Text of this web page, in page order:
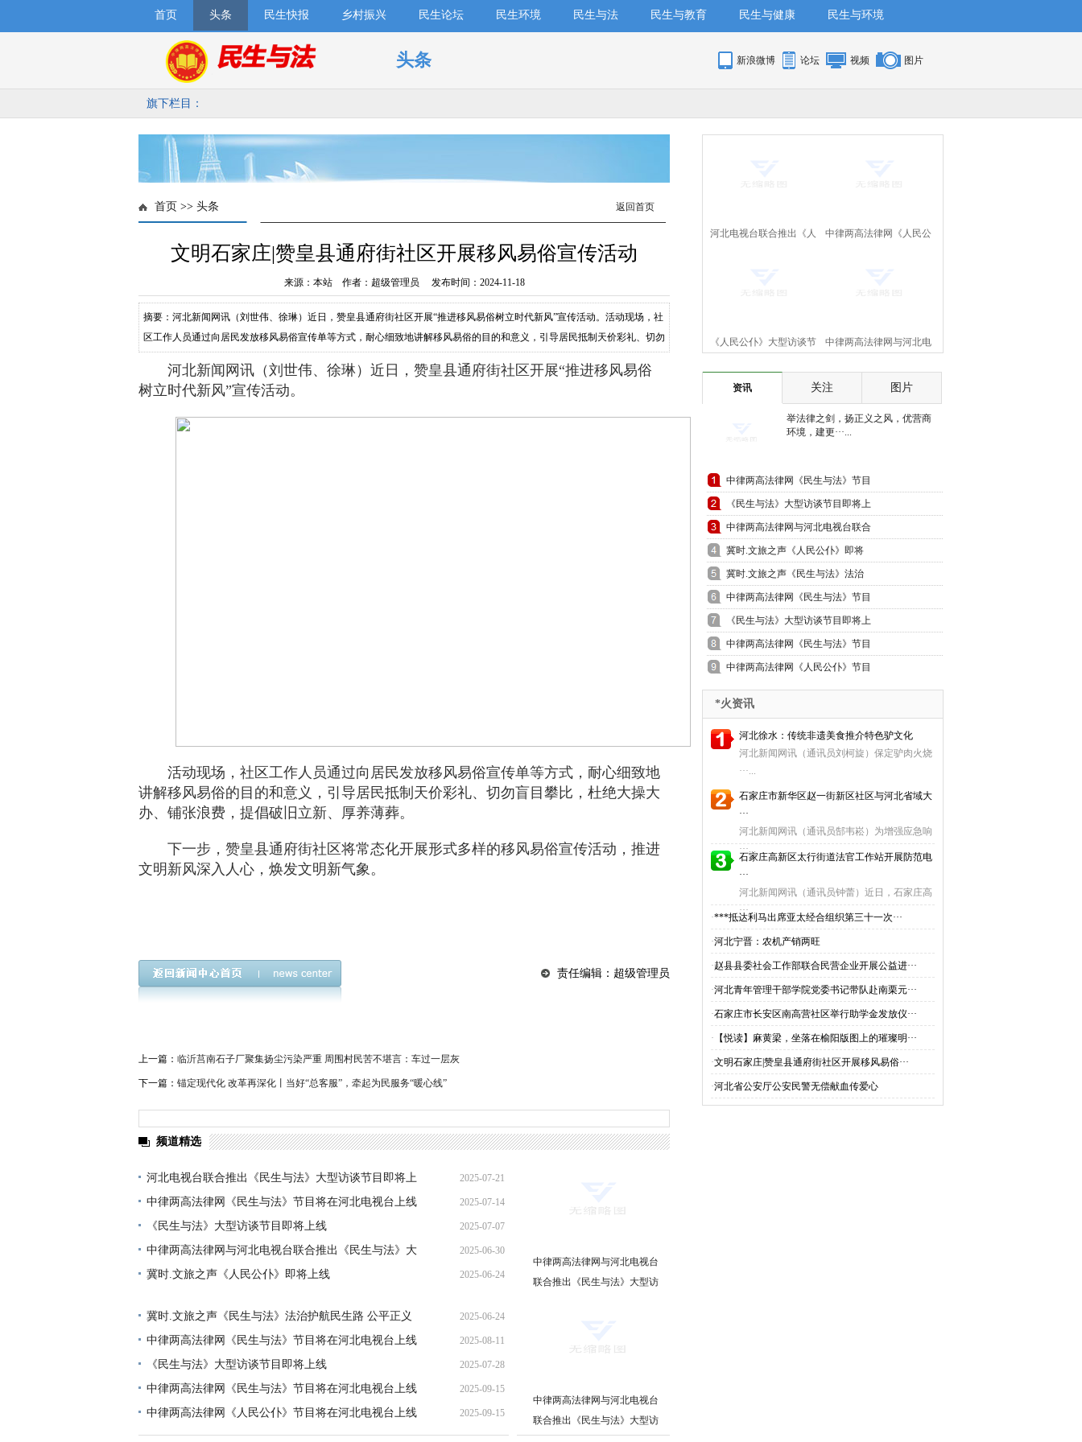
首页 头条 民生快报 乡村振兴 民生论坛 民生环境 民生与法 民生与教育 民生与健康 民生与环境
头条 新浪微博 论坛 视频 图片
旗下栏目：
首页 >> 头条 返回首页
文明石家庄|赞皇县通府街社区开展移风易俗宣传活动
来源：本站 作者：超级管理员 发布时间：2024-11-18
摘要：河北新闻网讯（刘世伟、徐琳）近日，赞皇县通府街社区开展“推进移风易俗树立时代新风”宣传活动。活动现场，社
区工作人员通过向居民发放移风易俗宣传单等方式，耐心细致地讲解移风易俗的目的和意义，引导居民抵制天价彩礼、切勿
河北新闻网讯（刘世伟、徐琳）近日，赞皇县通府街社区开展“推进移风易俗
树立时代新风”宣传活动。
活动现场，社区工作人员通过向居民发放移风易俗宣传单等方式，耐心细致地
讲解移风易俗的目的和意义，引导居民抵制天价彩礼、切勿盲目攀比，杜绝大操大
办、铺张浪费，提倡破旧立新、厚养薄葬。
下一步，赞皇县通府街社区将常态化开展形式多样的移风易俗宣传活动，推进
文明新风深入人心，焕发文明新气象。
责任编辑：超级管理员
上一篇： 临沂莒南石子厂聚集扬尘污染严重 周围村民苦不堪言：车过一层灰
下一篇： 锚定现代化 改革再深化丨当好“总客服”，牵起为民服务“暖心线”
频道精选
河北电视台联合推出《民生与法》大型访谈节目即将上
线
2025-07-21
中律两高法律网《民生与法》节目将在河北电视台上线 2025-07-14
《民生与法》大型访谈节目即将上线 2025-07-07
中律两高法律网与河北电视台联合推出《民生与法》大
型访谈节目即将上线
2025-06-30
冀时.文旅之声《人民公仆》即将上线 2025-06-24
冀时.文旅之声《民生与法》法治护航民生路 公平正义
暖民心
2025-06-24
中律两高法律网《民生与法》节目将在河北电视台上线 2025-08-11
《民生与法》大型访谈节目即将上线 2025-07-28
中律两高法律网《民生与法》节目将在河北电视台上线 2025-09-15
中律两高法律网《人民公仆》节目将在河北电视台上线 2025-09-15
中律两高法律网与河北电视台
联合推出《民生与法》大型访
中律两高法律网与河北电视台
联合推出《民生与法》大型访
河北电视台联合推出《人 中律两高法律网《人民公
《人民公仆》大型访谈节 中律两高法律网与河北电
仆》大型访谈节目即将上
资讯 关注 图片
举法律之剑，扬正义之风，优营商
环境，建更···...
中律两高法律网《民生与法》节目
将在河北电视台上线
《民生与法》大型访谈节目即将上
线
中律两高法律网与河北电视台联合
推出《民生与法》大型访谈节目即
将上线
冀时.文旅之声《人民公仆》即将
上线
冀时.文旅之声《民生与法》法治
护航民生路 公平正义暖民心
中律两高法律网《民生与法》节目
将在河北电视台上线
《民生与法》大型访谈节目即将上
线
中律两高法律网《民生与法》节目
将在河北电视台上线
中律两高法律网《人民公仆》节目
将在河北电视台上线
*火资讯
河北徐水：传统非遗美食推介特色驴文化
河北新闻网讯（通讯员刘柯旋）保定驴肉火烧
···...
石家庄市新华区赵一街新区社区与河北省域大
···
河北新闻网讯（通讯员郜韦崧）为增强应急响
···...
石家庄高新区太行街道法官工作站开展防范电
···
河北新闻网讯（通讯员钟蕾）近日，石家庄高
···...
·***抵达利马出席亚太经合组织第三十一次···
·河北宁晋：农机产销两旺
·赵县县委社会工作部联合民营企业开展公益进···
·河北青年管理干部学院党委书记带队赴南栗元···
·石家庄市长安区南高营社区举行助学金发放仪···
· 【悦读】麻黄梁，坐落在榆阳版图上的璀璨明···
·文明石家庄|赞皇县通府街社区开展移风易俗···
·河北省公安厅公安民警无偿献血传爱心